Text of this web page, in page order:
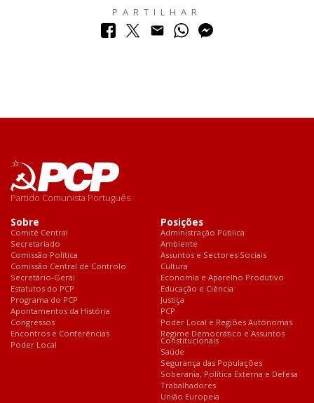
PARTILHAR
Partido Comunista Português
Sobre
Comité Central
Secretariado
Comissão Política
Comissão Central de Controlo
Secretário-Geral
Estatutos do PCP
Programa do PCP
Apontamentos da História
Congressos
Encontros e Conferências
Poder Local
Posições
Administração Pública
Ambiente
Assuntos e Sectores Sociais
Cultura
Economia e Aparelho Produtivo
Educação e Ciência
Justiça
PCP
Poder Local e Regiões Autónomas
Regime Democrático e Assuntos
Constitucionais
Saúde
Segurança das Populações
Soberania, Política Externa e Defesa
Trabalhadores
União Europeia